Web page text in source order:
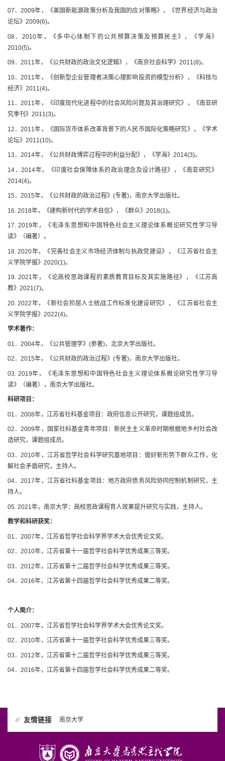
07．2009年，《美国新能源政策分析及我国的应对策略》，《世界经济与政治
论坛》2009(6)。
08．2010年，《多中心体制下的公共预算决策及预算民主》，《学海》
2010(5)。
09．2011年，《公共财政的政治文化逻辑》，《南京社会科学》2011(8)。
10．2011年，《创新型企业管理者决策心理影响投资的模型分析》，《科技与
经济》2011(4)。
11．2011年，《印度现代化进程中的社会风险问题及其治理研究》，《南亚研
究季刊》2011(3)。
12．2011年，《国际货币体系改革背景下的人民币国际化策略研究》，《学术
论坛》2011(10)。
13．2014年，《公共财政博弈过程中的利益分配》，《学海》2014(3)。
14．2014年，《印度社会保障体系的政治理念及设计路径》，《南亚研究》
2014(4)。
15．2015年，《公共财政的政治过程》(专著)，南京大学出版社。
16. 2018年，《建构新时代的学术自信》，《群众》2018(1)。
17. 2019年，《毛泽东思想和中国特色社会主义理论体系概论研究性学习导
读》（编著）。
18. 2020年，《完善社会主义市场经济体制与执政党建设》，《江苏省社会主
义学院学报》2020(1)。
19. 2021年，《论高校思政课程的素质教育目标及其实施路径》，《江苏高
教》2021(7)。
20. 2022年，《新社会阶层人士统战工作标准化建设研究》，《江苏省社会主
义学院学报》2022(4)。
学术著作：
01．2004年，《公共管理学》(参著)，北京大学出版社。
02．2015年，《公共财政的政治过程》(专著)，南京大学出版社。
03. 2019年，《毛泽东思想和中国特色社会主义理论体系概论研究性学习导
读》（编著），南京大学出版社。
科研项目：
01．2008年，江苏省社科基金项目：政府信息公开研究，课题组成员。
02．2009年，国家社科基金青年项目：新民主主义革命时期根据地乡村社会改
造研究，课题组成员。
03．2010年，江苏省哲学社会科学研究基地项目：做好新形势下群众工作，化
解社会矛盾研究，主持人。
04．2017年，江苏省社科基金项目：地方政府债务风险协同控制机制研究，主
持人。
05. 2021年，南京大学：高校思政课程育人效果提升研究与实践，主持人。
教学和科研获奖：
01．2007年，江苏省哲学社会科学界学术大会优秀论文奖。
02．2010年，江苏省第十一届哲学社会科学优秀成果三等奖。
03．2012年，江苏省第十二届哲学社会科学优秀成果三等奖。
04．2016年，江苏省第十四届哲学社会科学优秀成果二等奖。
个人简介：
01．2007年，江苏省哲学社会科学界学术大会优秀论文奖。
02．2010年，江苏省第十一届哲学社会科学优秀成果三等奖。
03．2012年，江苏省第十二届哲学社会科学优秀成果三等奖。
04．2016年，江苏省第十四届哲学社会科学优秀成果二等奖。
友情链接 南京大学